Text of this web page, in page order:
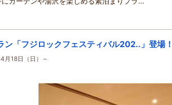
ン「フジロックフェスティバル202..」登場！
月18日（日）～